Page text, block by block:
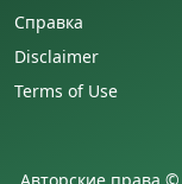
Справка
Disclaimer
Terms of Use